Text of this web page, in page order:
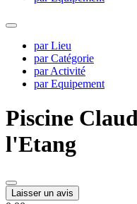
par Lieu
par Catégorie
par Activité
par Equipement
Piscine
l'Etang
Laisser un avis